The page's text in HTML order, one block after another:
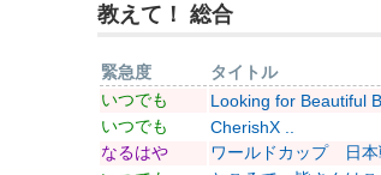
教えて！ 総合
緊急度 タイトル
いつでも
Looking for Beautiful
いつでも
CherishX ..
なるはや
ワールドカップ 日本